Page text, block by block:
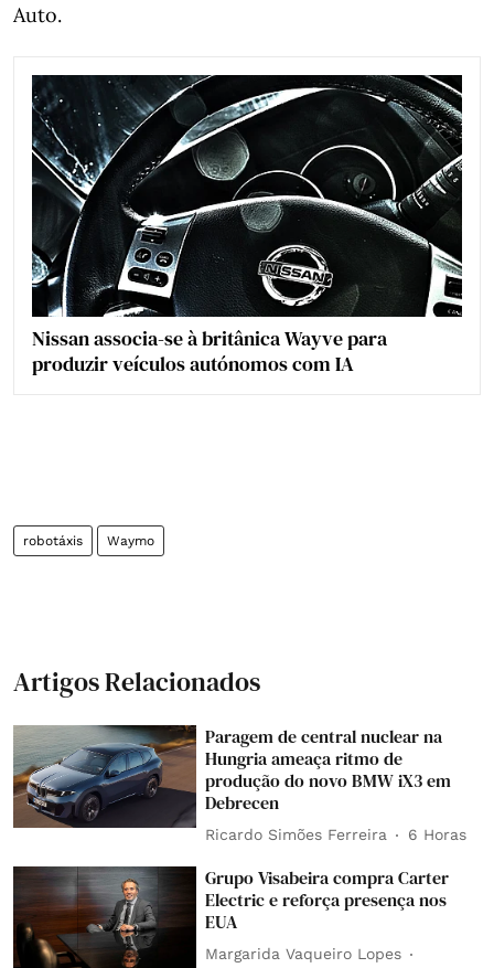
Auto.
Nissan associa-se à britânica Wayve para
produzir veículos autónomos com IA
robotáxis Waymo
Artigos Relacionados
Paragem de central nuclear na
Hungria ameaça ritmo de
produção do novo BMW iX3 em
Debrecen
Ricardo Simões Ferreira 6 Horas
Grupo Visabeira compra Carter
Electric e reforça presença nos
EUA
Margarida Vaqueiro Lopes